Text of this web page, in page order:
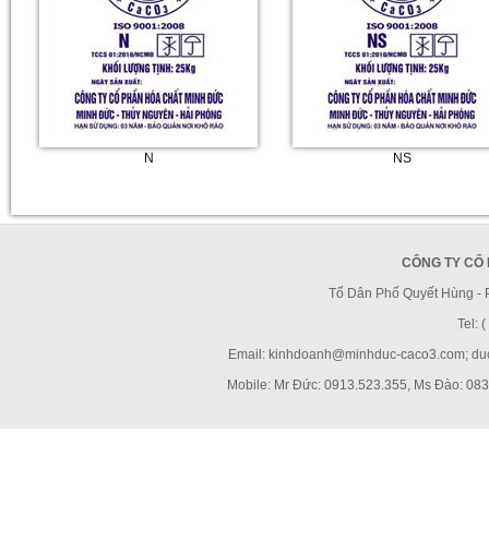
N NS
CÔNG TY
Tổ Dân Phố Quyết Hùng
Tel:
Email: kinhdoanh@minhduc-caco3.com;
Mobile: Mr Đức: 0913.523.355, Ms Đào: